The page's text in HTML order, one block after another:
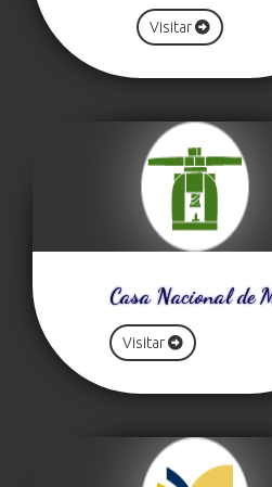
Visitar
Casa Nacional de
Visitar